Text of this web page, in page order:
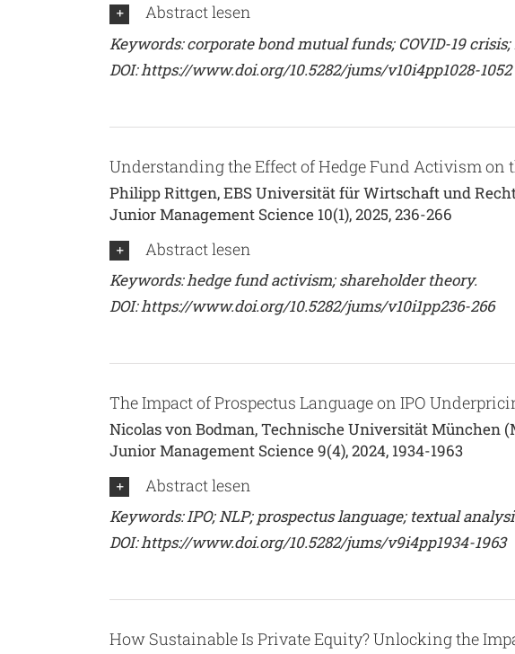
Abstract lesen
Keywords: corporate bond mutual funds; COVID-19
DOI:https://www.doi.org/10.5282/jums/v10i4pp1028-1052
Understanding the Effect of Hedge Fund Activism on
Philipp Rittgen, EBS Universität für Wirtschaft und
Junior Management Science 10(1), 2025, 236-266
Abstract lesen
Keywords: hedge fund activism; shareholder theory.
DOI:https://www.doi.org/10.5282/jums/v10i1pp236-266
The Impact of Prospectus Language on IPO
Nicolas von Bodman, Technische Universität München
Junior Management Science 9(4), 2024, 1934-1963
Abstract lesen
Keywords: IPO; NLP; prospectus language; textual
DOI:https://www.doi.org/10.5282/jums/v9i4pp1934-1963
How Sustainable Is Private Equity? Unlocking the